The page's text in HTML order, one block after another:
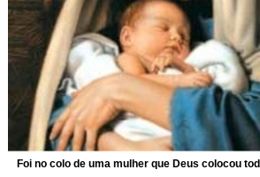
Foi no colo de uma mulher que Deus colocou